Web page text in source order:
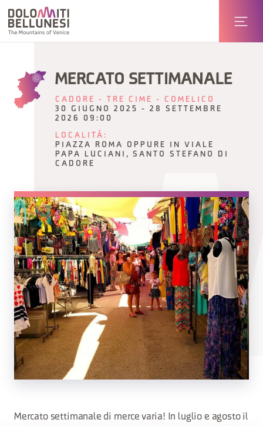
MERCATO SETTIMANALE
CADORE - TRE CIME - COMELICO
30 GIUGNO 2025 - 28 SETTEMBRE
2026 09:00
LOCALITÀ:
PIAZZA ROMA OPPURE IN VIALE
PAPA LUCIANI, SANTO STEFANO DI
CADORE
Mercato settimanale di merce varia! In luglio e agosto il